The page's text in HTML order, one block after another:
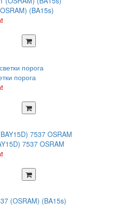
(BA15s)
порога
7537 OSRAM